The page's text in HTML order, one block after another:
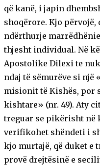
që kanë, i japin
shoqërore. Kjo përvojë,
ndërthurje
thjesht individual. Në
Apostolike Dilexi te
ndaj të sëmurëve si një
misionit të Kishës, por
kishtare» (nr. 49). Aty
treguar se pikërisht në
verifikohet shëndeti i
kjo murtajë, që duket e
provë drejtësinë e